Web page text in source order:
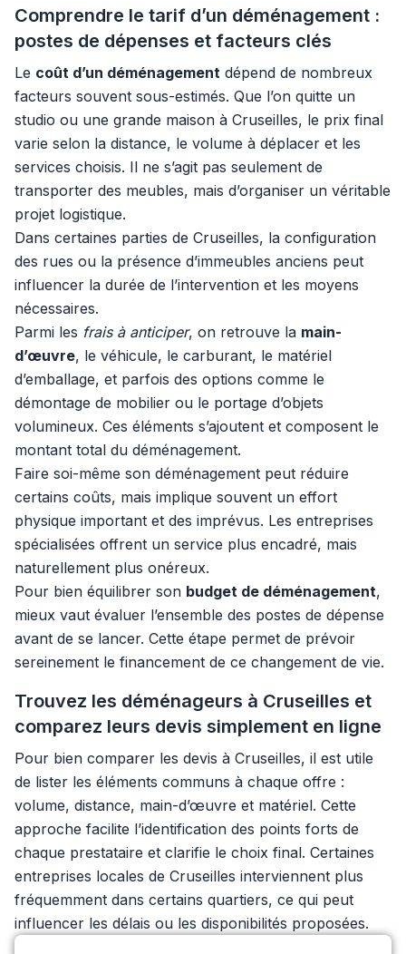
Comprendre le tarif d’un déménagement :
postes de dépenses et facteurs clés
Le coût d’un déménagement dépend de nombreux
facteurs souvent sous-estimés. Que l’on quitte un
studio ou une grande maison à Cruseilles, le prix final
varie selon la distance, le volume à déplacer et les
services choisis. Il ne s’agit pas seulement de
transporter des meubles, mais d’organiser un véritable
projet logistique.
Dans certaines parties de Cruseilles, la configuration
des rues ou la présence d’immeubles anciens peut
influencer la durée de l’intervention et les moyens
nécessaires.
Parmi les frais à anticiper, on retrouve la main-
d’œuvre, le véhicule, le carburant, le matériel
d’emballage, et parfois des options comme le
démontage de mobilier ou le portage d’objets
volumineux. Ces éléments s’ajoutent et composent le
montant total du déménagement.
Faire soi-même son déménagement peut réduire
certains coûts, mais implique souvent un effort
physique important et des imprévus. Les entreprises
spécialisées offrent un service plus encadré, mais
naturellement plus onéreux.
Pour bien équilibrer son budget de déménagement,
mieux vaut évaluer l’ensemble des postes de dépense
avant de se lancer. Cette étape permet de prévoir
sereinement le financement de ce changement de vie.
Trouvez les déménageurs à Cruseilles et
comparez leurs devis simplement en ligne
Pour bien comparer les devis à Cruseilles, il est utile
de lister les éléments communs à chaque offre :
volume, distance, main-d’œuvre et matériel. Cette
approche facilite l’identification des points forts de
chaque prestataire et clarifie le choix final. Certaines
entreprises locales de Cruseilles interviennent plus
fréquemment dans certains quartiers, ce qui peut
influencer les délais ou les disponibilités proposées.